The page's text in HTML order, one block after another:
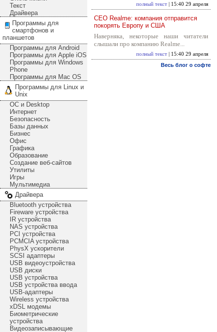
Текст
Драйвера
Программы для
смартфонов и
планшетов
Программы для Android
Программы для Apple iOS
Программы для Windows
Phone
Программы для Mac OS
Программы для Linux и
Unix
ОС и Desktop
Интернет
Безопасность
Базы данных
Бизнес
Офис
Графика
Образование
Создание веб-сайтов
Утилиты
Игры
Мультимедиа
Драйвера
Bluetooth устройства
Fireware устройства
IR устройства
NAS устройства
PCI устройства
PCMCIA устройства
PhysX ускорители
SCSI адаптеры
USB видеоустройства
USB диски
USB устройства
USB устройства ввода
USB-адаптеры
Wireless устройства
xDSL модемы
Биометрические
устройства
Видеозаписывающие
полный текст | 15:40 29 апреля
CEO Realme: компания отправится
покорять Европу и США
Наверняка, некоторые наши читатели
слышали про компанию Realme...
полный текст | 15:40 29 апреля
Весь блог о софте